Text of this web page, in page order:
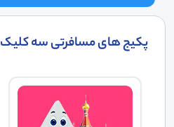
پکیج های مسافرتی سه کلیک